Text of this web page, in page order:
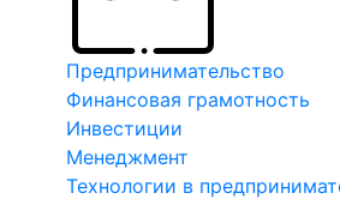
Предпринимательство
Финансовая грамотность
Инвестиции
Менеджмент
Технологии в